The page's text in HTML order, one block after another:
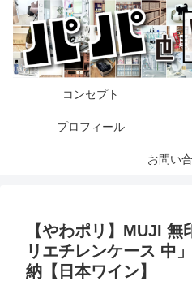
コンセプト
プロフィール
お問い
【やわポリ】MUJI
リエチレンケース 中
納【日本ワイン】